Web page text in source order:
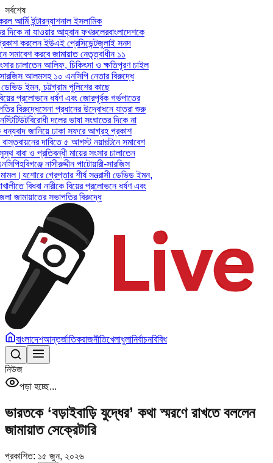
সর্বশেষ
ইন্টারন্যাশনাল ইসলামিক
দিকে না যাওয়ার আহ্বান ফখরুলেরবাংলাদেশকে
করলেন ইউএই প্রেসিডেন্টজুলাই সনদ
করবে জামায়াত নেতৃত্বাধীন ১১
চালাতেন আলিফ, চিকিৎসা ও ক্ষতিপূরণ চাইল
আলমসহ ১০ এনসিপি নেতার বিরুদ্ধে
ইমন, চট্টগ্রাম পুলিশের কাছে
প্রলোভনে ধর্ষণ এবং জোরপূর্বক গর্ভপাতের
বিরুদ্ধেসেনা প্রধানের উদ্বোধনে যাত্রা শুরু
বিরোধী দলের ভাষা সংঘাতের দিকে না
জানিয়ে ঢাকা সফরে আগ্রহ প্রকাশ
দাবিতে ৫ আগস্ট নয়াপল্টনে সমাবেশ
বাবা ও প্রতিবন্ধী মায়ের সংসার চালাতেন
হবিগঞ্জে নাসীরুদ্দীন পাটোয়ারী-সারজিস
যশোরে গ্রেপ্তার শীর্ষ সন্ত্রাসী ডেভিড ইমন,
বিধবা নারীকে বিয়ের প্রলোভনে ধর্ষণ এবং
সভাপতির বিরুদ্ধে
বাংলাদেশআন্তর্জাতিকরাজনীতিখেলাধুলানির্বাচনবিবিধ
নিউজ
পড়া হচ্ছে...
ভারতকে ‘বড়াইবাড়ি যুদ্ধের’ কথা স্মরণে রাখতে বললেন
জামায়াত সেক্রেটারি
প্রকাশিত: ১৫ জুন, ২০২৬